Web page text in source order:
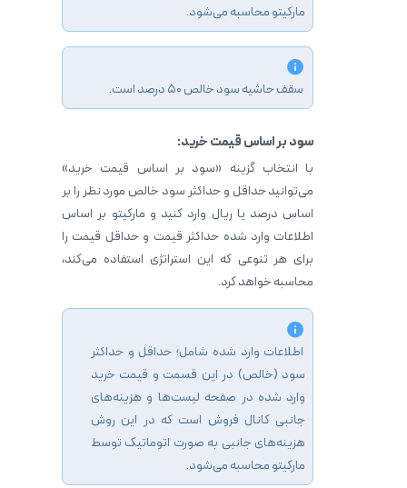
مارکیتو محاسبه می‌شود.
سقف حاشیه سود خالص 50 درصد است.
سود بر اساس قیمت خرید:
با انتخاب گزینه «سود بر اساس قیمت خرید»
می‌توانید حداقل و حداکثر سود خالص مورد نظر را بر
اساس درصد یا ریال وارد کنید و مارکیتو بر اساس
اطلاعات وارد شده حداکثر قیمت و حداقل قیمت را
برای هر تنوعی که این استراتژی استفاده می‌کند،
محاسبه خواهد کرد.
اطلاعات وارد شده شامل؛ حداقل و حداکثر
سود (خالص) در این قسمت و قیمت خرید
وارد شده در صفحه لیست‌ها و هزینه‌های
جانبی کانال فروش است که در این روش
هزینه‌های جانبی به صورت اتوماتیک توسط
مارکیتو محاسبه می‌شود.